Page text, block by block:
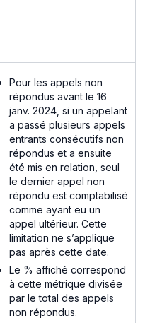
Pour les appels non
répondus avant le 16
janv. 2024, si un appelant
a passé plusieurs appels
entrants consécutifs non
répondus et a ensuite
été mis en relation, seul
le dernier appel non
répondu est comptabilisé
comme ayant eu un
appel ultérieur. Cette
limitation ne s’applique
pas après cette date.
Le % affiché correspond
à cette métrique divisée
par le total des appels
non répondus.